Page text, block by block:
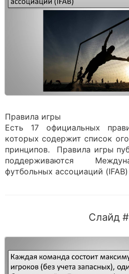
Правила игры
Есть 17 официальных
которых содержит список
принципов. Правила игры
поддерживаются
футбольных ассоциаций (IFAB)
Слайд